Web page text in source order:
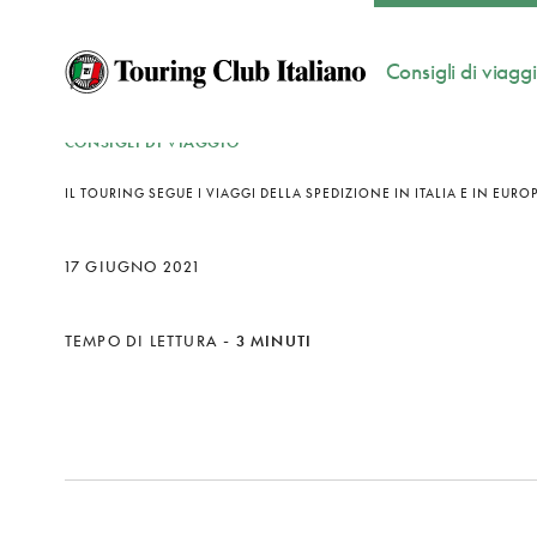
Consigli di
CONSIGLI DI VIAGGIO
IL TOURING SEGUE I VIAGGI DELLA SPEDIZIONE IN ITALIA E IN
17 GIUGNO 2021
TEMPO DI LETTURA - 3 MINUTI